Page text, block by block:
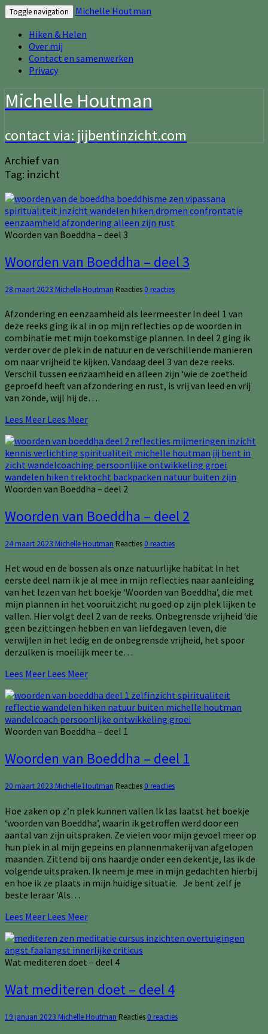
Toggle navigation
Michelle Houtman
Hiken & Helen
Over mij
Contact en samenwerken
Privacy
Michelle Houtman
contact via: jijbentinzicht.com
Archief van
Tag: inzicht
Woorden van Boeddha – deel 3
Woorden van Boeddha – deel 3
28 maart 2023 Michelle Houtman Reacties 0 reacties
Afzondering en eenzaamheid als leermeester In deel 1 van
deze reeks ging ik al in op mijn reflecties op de woorden in
combinatie met mijn toekomstige plannen. In deel 2 ging ik
verder over de plek in de natuur en de verschillende manieren
om naar vrijheid te kijken. Vandaag deel 3 van deze reeks.
Verschil tussen eenzaamheid en alleen zijn ‘wie de zoetheid
geproefd heeft van afzondering en rust, is vrij van leed en vrij
van zonde, wijl hij de…
Lees Meer Lees Meer
Woorden van Boeddha – deel 2
Woorden van Boeddha – deel 2
24 maart 2023 Michelle Houtman Reacties 0 reacties
Het woud en de bossen als onze natuurlijke habitat In het
eerste deel nam ik je al mee in mijn reflecties naar aanleiding
van het lezen van het boekje ‘Woorden van Boeddha’, die met
mijn plannen in het vooruitzicht nu goed op zijn plek lijken te
vallen. Hier volgt deel 2 van de reeks. Onbegrensde vrijheid ‘die
geen bezittingen hebben en van liefdegaven leven, die
verwijlen in het ledig en de onbegrensde vrijheid, het spoor
derzulken is moeilijk meer te…
Lees Meer Lees Meer
Woorden van Boeddha – deel 1
Woorden van Boeddha – deel 1
20 maart 2023 Michelle Houtman Reacties 0 reacties
Hoe zaken op z’n plek kunnen vallen Ik las laatst het boekje
‘woorden van Boeddha’, waarin ik getroffen werd door een
aantal van zijn uitspraken. Ze vielen voor mijn gevoel meer op
hun plek in al mijn gepeins en plannenmakerij van afgelopen
maanden. Zittend bij ons haardje onder een dekentje, las ik de
volgende uitspraken. Ik neem je mee in mijn gedachten hierbij
en hoe ik ze plaats in mijn huidige situatie. Je bent zelf je
beste leraar ‘Als…
Lees Meer Lees Meer
Wat mediteren doet – deel 4
Wat mediteren doet – deel 4
19 januari 2023 Michelle Houtman Reacties 0 reacties